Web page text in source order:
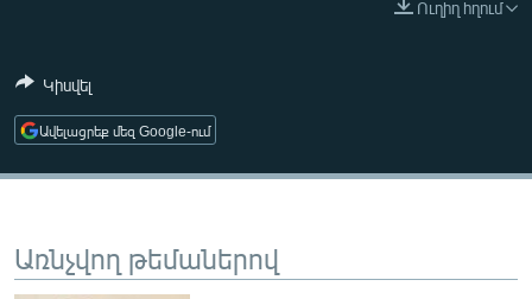
ՄԵԿՆԱԲԱՆՈՒԹՅՈՒՆ
ԱՐԽԻՎ
Ուղիղ հղում
Կիսվել
Ավելացրեք մեզ Google-ում
Առնչվող թեմաներով